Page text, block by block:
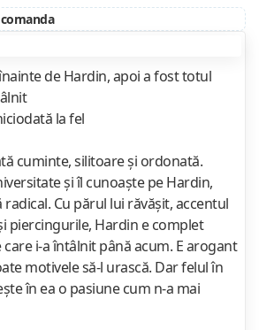
de Hardin, apoi a fost totul
la fel
cuminte, silitoare şi ordonată.
şi îl cunoaşte pe Hardin,
radical. Cu părul lui răvăşit, accentul
piercingurile, Hardin e complet
i-a întâlnit până acum. E arogant
motivele să-l urască. Dar felul în
în ea o pasiune cum n-a mai